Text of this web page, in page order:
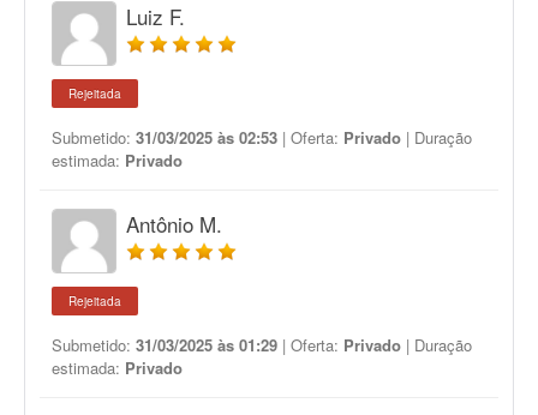
Luiz F.
Rejeitada
Submetido: 31/03/2025 às 02:53 | Oferta: Privado | Duração
estimada: Privado
Antônio M.
Rejeitada
Submetido: 31/03/2025 às 01:29 | Oferta: Privado | Duração
estimada: Privado